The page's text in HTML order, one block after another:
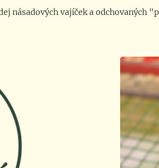
násadových vajíček a odchovaných